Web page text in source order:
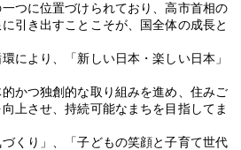
つに位置づけられており、高市首相の
引き出すことこそが、国全体の成長と
により、「新しい日本・楽しい日本」
かつ独創的な取り組みを進め、住みご
上させ、持続可能なまちを目指してま
くり」、「子どもの笑顔と子育て世代